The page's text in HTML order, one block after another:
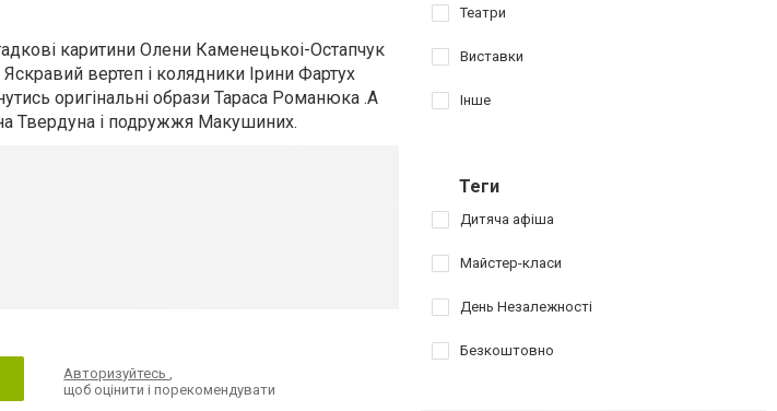
каритини Олени Каменецькоі-Остапчук
вертеп і колядники Ірини Фартух
оригінальні образи Тараса Романюка .А
Твердуна і подружжя Макушиних.
Авторизуйтесь,
щоб оцінити і порекомендувати
Театри
Виставки
Інше
Теги
Дитяча афіша
Майстер-класи
День Незалежності
Безкоштовно